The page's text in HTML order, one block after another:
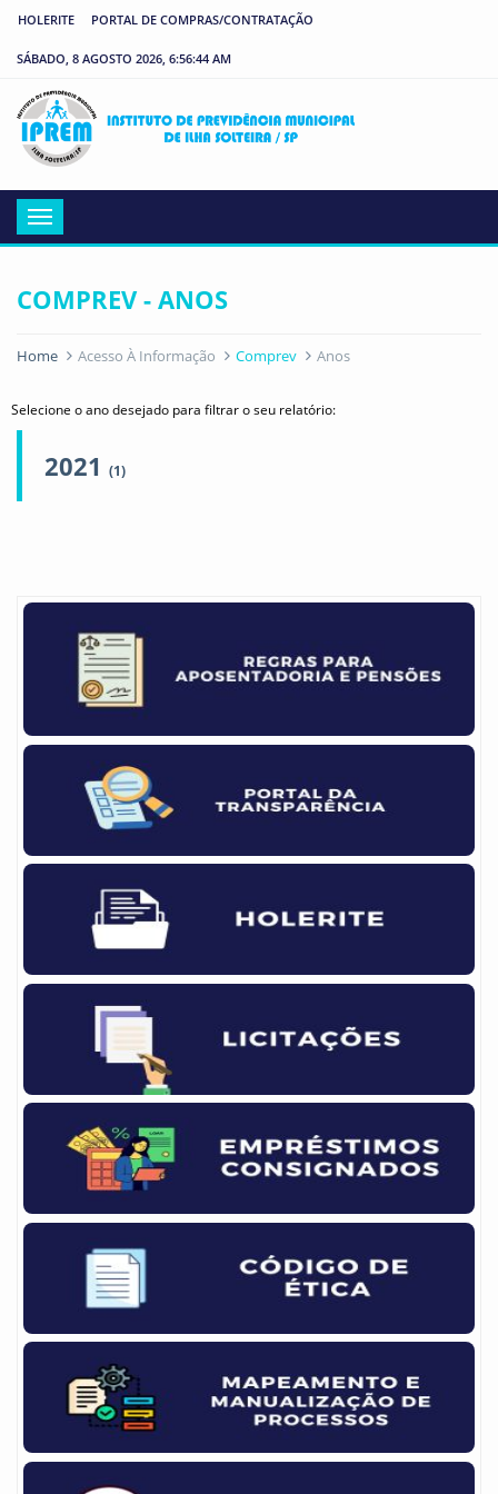
HOLERITE PORTAL DE COMPRAS/CONTRATAÇÃO
SÁBADO, 8 AGOSTO 2026, 6:56:44 AM
Menu
COMPREV - ANOS
Home Acesso À Informação Comprev Anos
Selecione o ano desejado para filtrar o seu relatório:
2021 (1)